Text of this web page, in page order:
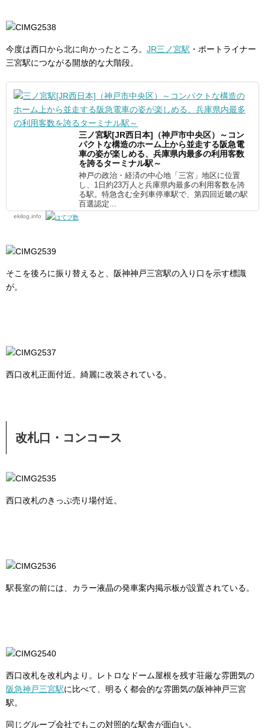
今度は西口から北に向かったところ。 JR三ノ宮駅 ・ポートライナー
三宮駅につながる開放的な大階段。
三ノ宮駅[JR西日本]（神戸市中央区）～コン
パクトな構造のホーム上から並走する阪急電
車の姿が楽しめる、兵庫県内最多の利用客数
を誇るターミナル駅～
神戸の政治・経済の中心地「三宮」地区に位置
し、1日約23万人と兵庫県内最多の利用客数を誇
る駅。特急含む全列車停車駅で、第四回近畿の駅
百選認定...
ekilog.info
そこを後ろに振り替えると、阪神神戸三宮駅の入り口を示す標識
が。
西口改札正面付近。綺麗に改装されている。
改札口・コンコース
西口改札のきっぷ売り場付近。
駅長室の前には、カラー液晶の発車案内掲示板が設置されている。
西口改札を改札内より。レトロなドーム屋根を残す荘厳な雰囲気の
阪急神戸三宮駅に比べて、明るく都会的な雰囲気の阪神神戸三宮
駅。
同じグループ会社でもこの対照的な駅舎が面白い。